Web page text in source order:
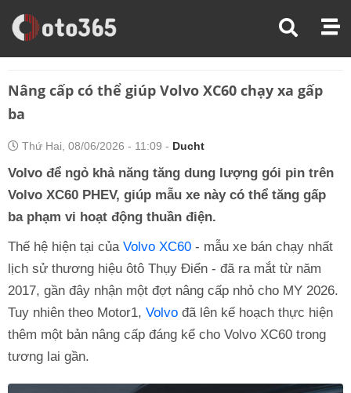
Trang Chủ
Tin Xe
Nâng cấp có thể giúp Volvo XC60 chạy xa gấp
ba
Thứ Hai, 08/06/2026 - 11:09 - Ducht
Volvo để ngỏ khả năng tăng dung lượng gói pin trên
Volvo XC60 PHEV, giúp mẫu xe này có thể tăng gấp
ba phạm vi hoạt động thuần điện.
Thế hệ hiện tại của Volvo XC60 - mẫu xe bán chạy nhất
lịch sử thương hiệu ôtô Thụy Điển - đã ra mắt từ năm
2017, gần đây nhận một đợt nâng cấp nhỏ cho MY 2026.
Tuy nhiên theo Motor1, Volvo đã lên kế hoạch thực hiện
thêm một bản nâng cấp đáng kể cho Volvo XC60 trong
tương lai gần.